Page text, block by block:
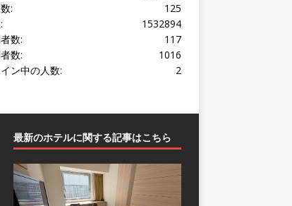
125
:
1532894
117
数:
1016
数:
2
ン中の人数:
最新のホテルに関する記事はこちら